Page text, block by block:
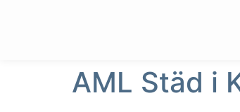
AML Städ i